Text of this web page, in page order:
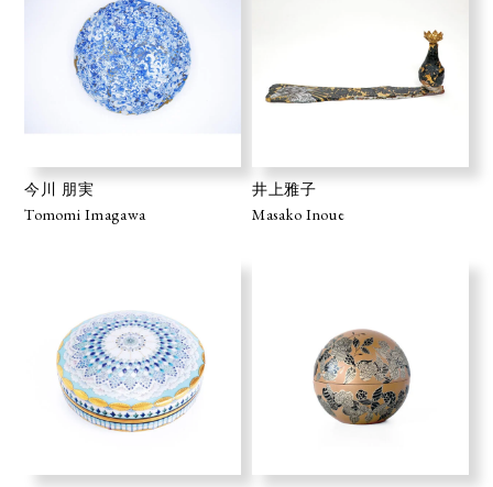
今川 朋実
Tomomi Imagawa
井上雅子
Masako Inoue